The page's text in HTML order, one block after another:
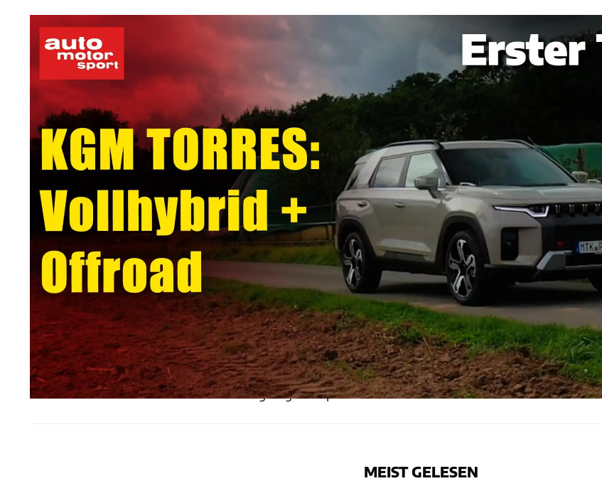
unter dem Namen SsangYong – nun auch eine Hybridversion des
SUV Torres auf den Markt. Mit 4,70 Meter Länge wildert dieser im
von VW Tiguan und Cupra Terramar.
Verpasse keine News mehr
Favorisiere auto motor und sport bei Google, um künftig häufiger unsere
neuesten Inhalte und News angezeigt zu bekommen. Einfach Link öffnen
und Auswahl bestätigen: auto motor und sport bei Google bevorzugen.
Antrieb und Hybridsystem
Unter der Haube des Torres Hybrid arbeitet ein 1,5 Liter großer
mit 150 PS und maximal 220 Newtonmetern Drehmoment, der je nach
Fahrmodus selbst für den Vortrieb sorgt oder als Generator den 1,83
Kilowattstunden kleinen Akku wieder auflädt. Das Hybridsystem
je nach Anforderungsprofil im parallelen oder seriellen Modus. Diese
vom Fahrer allerdings nicht beeinflussen. Welche der neun
Fahrstrategien gerade passend ...
MEIST GELESEN